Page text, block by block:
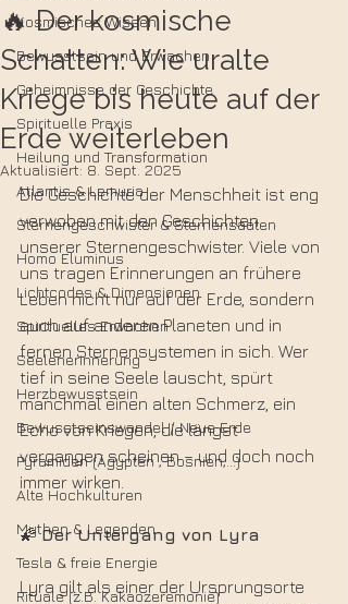
Kosmisches Wissen
Bewusstsein und Erwachen
Geheimnisse der Geschichte
Spirituelle Praxis
Heilung und Transformation
Atlantis & Lemuria
Sternengeschwister & Sternensaaten
Homo Eluminus
Lichtcodes & Dimensionen
Spirituelles Erwachen
Seelenerinnerung
Herzbewusstsein
Bewusstseinswandel / Neue Erde
Pyramiden (Ägypten , Bosnien,...)
Alte Hochkulturen
Mythen & Legenden
Tesla & freie Energie
Rituale (z.B. Kakaozeremonie)
🔥 Der kosmische
Schatten: Wie uralte
Kriege bis heute auf der
Erde weiterleben
Aktualisiert: 8. Sept. 2025
Die Geschichte der Menschheit ist eng
verwoben mit den Geschichten
unserer Sternengeschwister. Viele von
uns tragen Erinnerungen an frühere
Leben nicht nur auf der Erde, sondern
auch auf anderen Planeten und in
fernen Sternensystemen in sich. Wer
tief in seine Seele lauscht, spürt
manchmal einen alten Schmerz, ein
Echo von Kriegen, die längst
vergangen scheinen – und doch noch
immer wirken.
🌠 Der Untergang von Lyra
Lyra gilt als einer der Ursprungsorte